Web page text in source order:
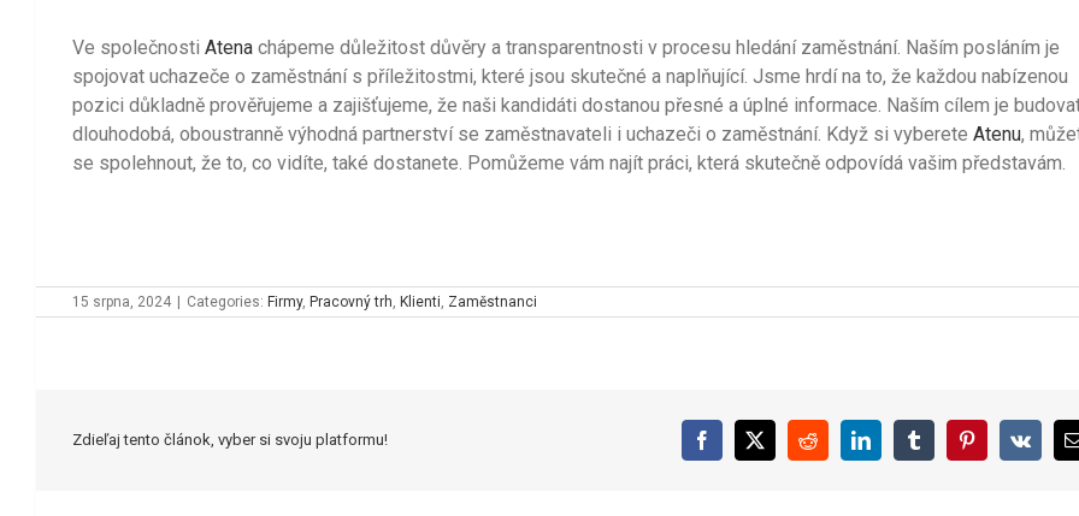
Ve společnosti Atena chápeme důležitost důvěry a transparentnosti v procesu hledání zaměstnání. Naším posláním je
spojovat uchazeče o zaměstnání s příležitostmi, které jsou skutečné a naplňující. Jsme hrdí na to, že každou nabízenou
pozici důkladně prověřujeme a zajišťujeme, že naši kandidáti dostanou přesné a úplné informace. Naším cílem je
dlouhodobá, oboustranně výhodná partnerství se zaměstnavateli i uchazeči o zaměstnání. Když si vyberete Atenu,
se spolehnout, že to, co vidíte, také dostanete. Pomůžeme vám najít práci, která skutečně odpovídá vašim představám.
15 srpna, 2024 | Categories: Firmy, Pracovný trh Klienti Zaměstnanci
Zdieľaj tento článok, vyber si svoju platformu! Facebook
X RedditLinkedInTumblrPinterest
Vk